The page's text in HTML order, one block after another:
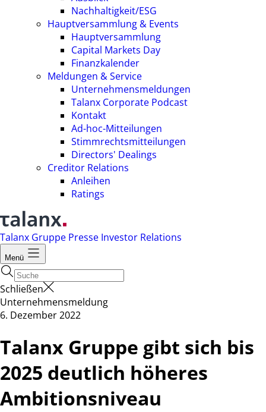
Nachhaltigkeit/ESG
Hauptversammlung & Events
Hauptversammlung
Capital Markets Day
Finanzkalender
Meldungen & Service
Unternehmensmeldungen
Talanx Corporate Podcast
Kontakt
Ad-hoc-Mitteilungen
Stimmrechtsmitteilungen
Directors' Dealings
Creditor Relations
Anleihen
Ratings
Talanx Gruppe Presse Investor Relations
Menü
Schließen
Unternehmensmeldung
6. Dezember 2022
Talanx Gruppe gibt sich bis
2025 deutlich höheres
Ambitionsniveau